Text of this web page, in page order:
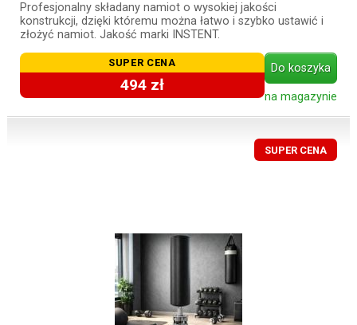
Profesjonalny składany namiot o wysokiej jakości
konstrukcji, dzięki któremu można łatwo i szybko ustawić i
złożyć namiot. Jakość marki INSTENT.
SUPER CENA
494 zł
Do koszyka
na magazynie
SUPER CENA